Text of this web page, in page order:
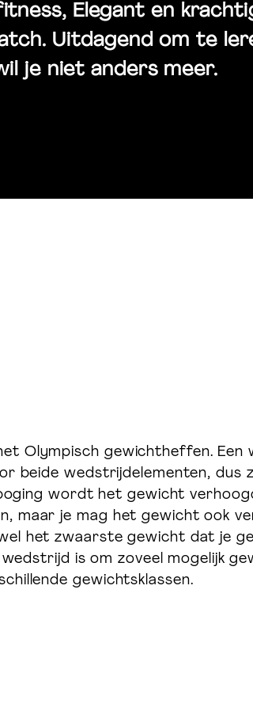
Elegant en
Uitdagend om te
je niet anders meer.
Olympisch gewichtheffen.
beide wedstrijdelementen, dus
wordt het gewicht
maar je mag het gewicht ook
het zwaarste gewicht dat je
is om zoveel mogelijk
gewichtsklassen.